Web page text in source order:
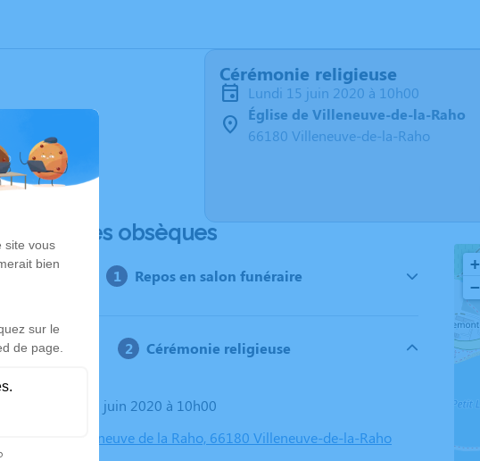
Cérémonie religieuse
lundi 15 juin 2020 à 10h00
Église de Villeneuve-de-la-Raho
66180 Villeneuve-de-la-Raho
Déroulé des obsèques
Repos en salon funéraire
Cérémonie religieuse
Le lundi 15 juin 2020 à 10h00
Église Villeneuve de la Raho, 66180 Villeneuve-de-la-Raho
+
−